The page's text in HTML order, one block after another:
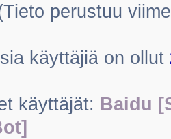
perustuu
käyttäjiä on ollut
käyttäjät: Baidu